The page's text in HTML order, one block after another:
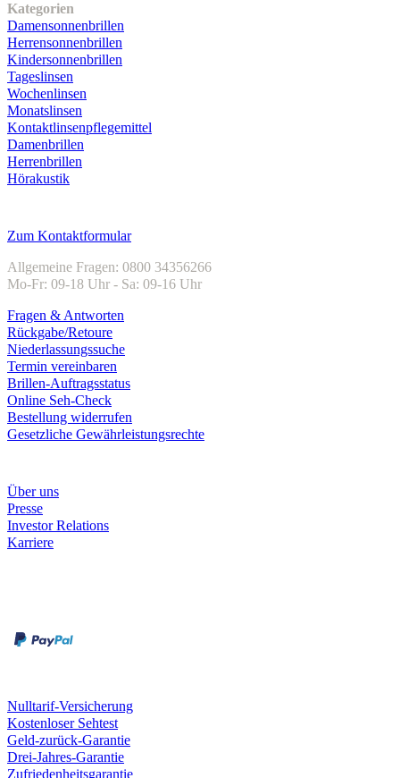
Kategorien
Damensonnenbrillen
Herrensonnenbrillen
Kindersonnenbrillen
Tageslinsen
Wochenlinsen
Monatslinsen
Kontaktlinsenpflegemittel
Damenbrillen
Herrenbrillen
Hörakustik
Zum Kontaktformular
Allgemeine Fragen: 0800 34356266
Mo-Fr: 09-18 Uhr - Sa: 09-16 Uhr
Fragen & Antworten
Rückgabe/Retoure
Niederlassungssuche
Termin vereinbaren
Brillen-Auftragsstatus
Online Seh-Check
Bestellung widerrufen
Gesetzliche Gewährleistungsrechte
Über uns
Presse
Investor Relations
Karriere
Nulltarif-Versicherung
Kostenloser Sehtest
Geld-zurück-Garantie
Drei-Jahres-Garantie
Zufriedenheitsgarantie